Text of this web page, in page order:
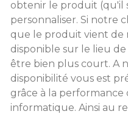
obtenir le produit (qu'il
personnaliser. Si notre
que le produit vient de
disponible sur le lieu
être bien plus court. A
disponibilité vous est
grâce à la performance
informatique. Ainsi au